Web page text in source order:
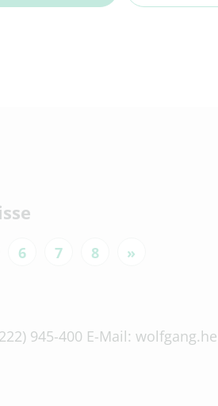
6 7 8 »
945-400 E-Mail: